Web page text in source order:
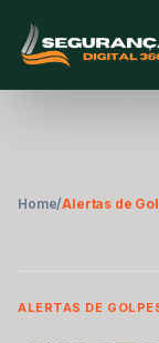
Home/Alertas de
ALERTAS DE